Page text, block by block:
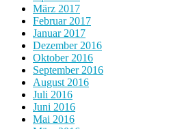
März 2017
Februar 2017
Januar 2017
Dezember 2016
Oktober 2016
September 2016
August 2016
Juli 2016
Juni 2016
Mai 2016